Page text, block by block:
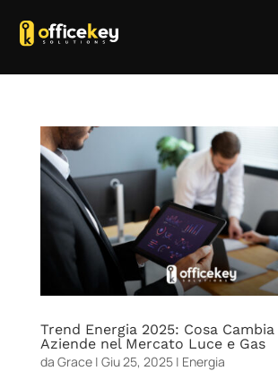
Trend Energia 2025: Cosa
Aziende nel Mercato Luce e Gas
da Grace| Giu 25, 2025| Energia